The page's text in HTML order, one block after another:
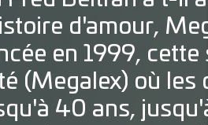
d'amour,
en 1999,
(Megalex) où
40 ans,